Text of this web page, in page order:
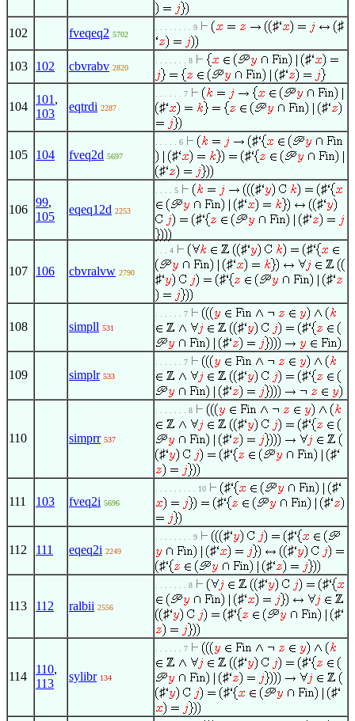
102 fveqeq2 5702
. . . . . . . . 9 ♯ ♯
103 102 cbvrabv 2820
. . . . . . . 8
♯
♯
104
101 ,
103
eqtrdi 2287
. . . . . . 7
♯ ♯
105 104 fveq2d 5697
. . . . . 6
♯
♯
♯
♯
106
99,
105
eqeq12d 2253
. . . . 5 ♯
♯
♯
♯
♯
♯
107 106 cbvralvw 2790
. . . 4 ♯
♯
♯
♯
♯ ♯
108 simpll 531
. . . . . . 7
♯
♯
♯
109 simplr 533
. . . . . . 7
♯
♯
♯
110 simprr 537
. . . . . . . 8
♯
♯
♯
♯
♯ ♯
111 103 fveq2i 5696
. . . . . . . . . 10 ♯
♯
♯
♯
112 111 eqeq2i 2249
. . . . . . . . 9 ♯
♯
♯
♯
♯
♯
113 112 ralbii 2556
. . . . . . . 8 ♯
♯
♯
♯
♯ ♯
114
110,
113
sylibr 134
. . . . . . 7
♯
♯
♯
♯
♯ ♯